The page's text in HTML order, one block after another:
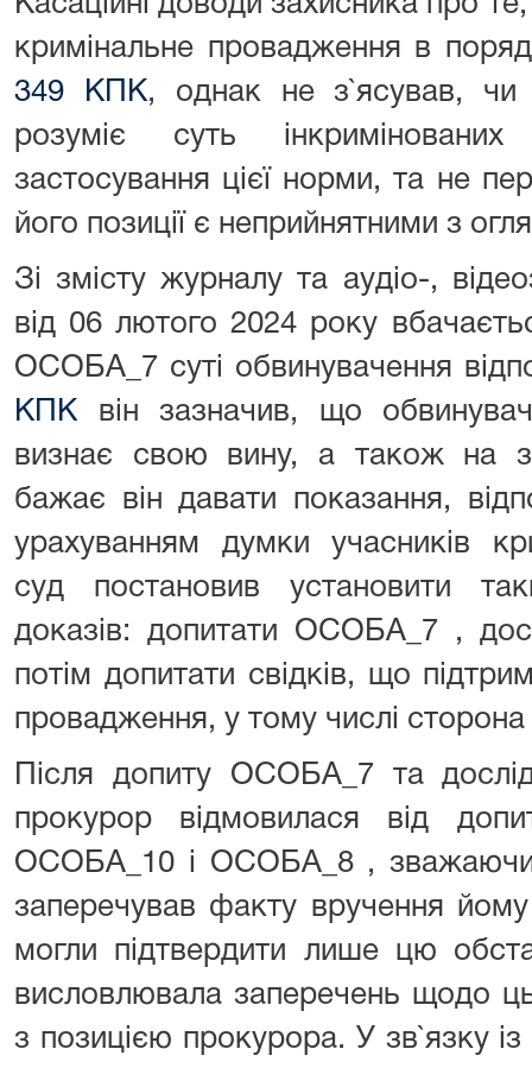
кримінальне провадження в
349 КПК, однак не з`ясував, чи
розуміє суть
застосування цієї норми, та не
його позиції є неприйнятними з
Зі змісту журналу та аудіо-,
від 06 лютого 2024 року
ОСОБА_7 суті обвинувачення
КПКвін зазначив, що
визнає свою вину, а також на
бажає він давати показання,
урахуванням думки учасників
суд постановив установити
доказів: допитати ОСОБА_7 ,
потім допитати свідків, що
провадження, у тому числі сторона
Після допиту ОСОБА_7 та
прокурор відмовилася від
ОСОБА_10 і ОСОБА_8 ,
заперечував факту вручення йому
могли підтвердити лише цю
висловлювала заперечень щодо
з позицією прокурора. У зв`язку